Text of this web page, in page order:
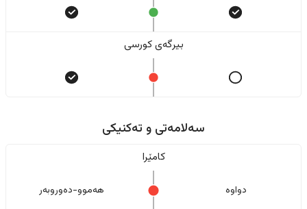
بیرگەی کورسی
سەلامەتی و تەکنیکی
کامێرا
دواوە هەموو-دەوروبەر